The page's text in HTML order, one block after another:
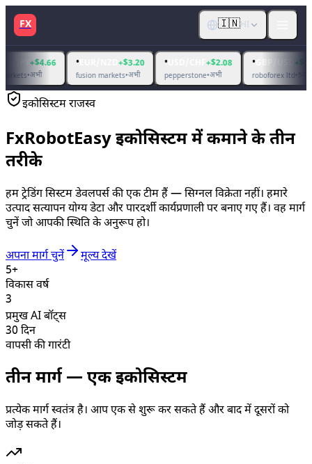
FX 🇮🇳HI
•EUR/NZD
fusion markets•अभी
•USD/CHF
pepperstone•अभी
•GBP/USD
roboforex ltd•54 मिनट पहले
इकोसिस्टम राजस्व
FxRobotEasy इकोसिस्टम में कमाने के तीन
तरीके
हम ट्रेडिंग सिस्टम डेवलपर्स की एक टीम हैं — सिग्नल विक्रेता नहीं। हमारे
उत्पाद सत्यापन योग्य डेटा और पारदर्शी कार्यप्रणाली पर बनाए गए हैं। वह मार्ग
चुनें जो आपकी स्थिति के अनुरूप हो।
अपना मार्ग चुनें
मूल्य देखें
5+
विकास वर्ष
3
प्रमुख AI बॉट्स
30 दिन
वापसी की गारंटी
तीन मार्ग — एक इकोसिस्टम
प्रत्येक मार्ग स्वतंत्र है। आप एक से शुरू कर सकते हैं और बाद में दूसरों को
जोड़ सकते हैं।